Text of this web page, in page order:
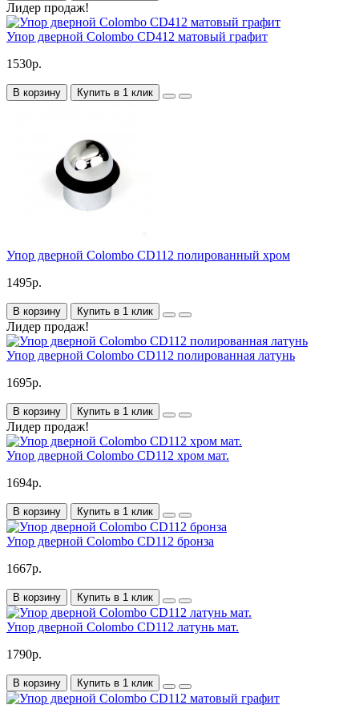
Лидер продаж!
Упор дверной Colombo CD412 матовый графит
1530р.
В корзину Купить в 1 клик
Упор дверной Colombo CD112 полированный хром
1495р.
В корзину Купить в 1 клик
Лидер продаж!
Упор дверной Colombo CD112 полированная латунь
1695р.
В корзину Купить в 1 клик
Лидер продаж!
Упор дверной Colombo CD112 хром мат.
1694р.
В корзину Купить в 1 клик
Упор дверной Colombo CD112 бронза
1667р.
В корзину Купить в 1 клик
Упор дверной Colombo CD112 латунь мат.
1790р.
В корзину Купить в 1 клик